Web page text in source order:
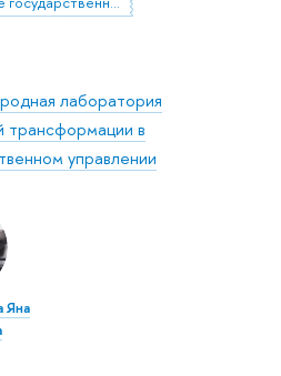
лаборатория
трансформации в
управлении
Яна